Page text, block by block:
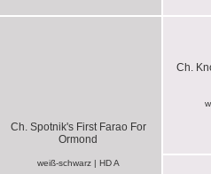
Ch. Spotnik's First Farao For
Ormond
weiß-schwarz | HD A
Ch.